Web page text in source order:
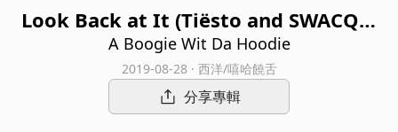
Look Back at It (Tiësto and SWACQ R
emix)
A Boogie Wit Da Hoodie
2019-08-28 · 西洋/嘻哈饒舌
分享專輯